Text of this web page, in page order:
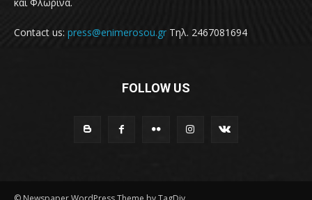
Contact us: press@enimerosou.gr Τηλ. 2467081694
FOLLOW US